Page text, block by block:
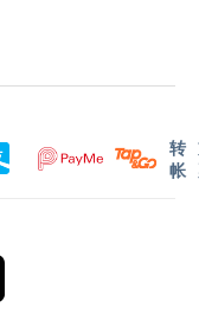
化机，轻便、手
使用时间最长达
风嘈声低至48
, 落马洲, 皇岗,
指定送货地址。
更改，否则将会
缴付因更改送货
送货服务时间将
况再作最后确
转
帐